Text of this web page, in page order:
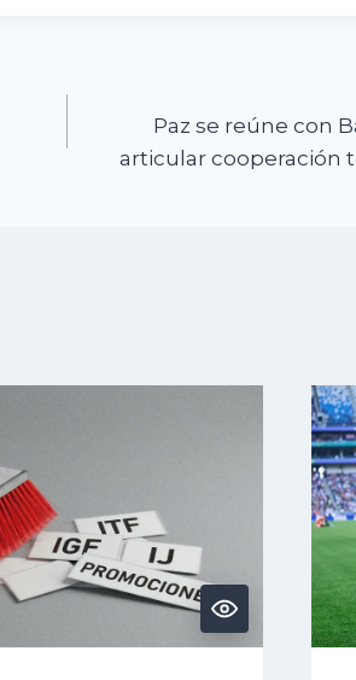
Paz se reúne con
articular cooperación